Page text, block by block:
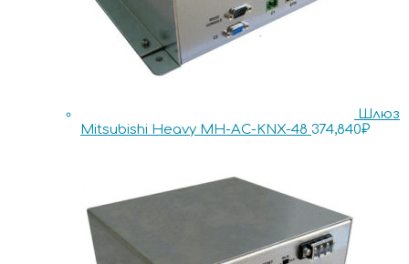
Шлюз
Mitsubishi Heavy MH-AC-KNX-48 374,840₽